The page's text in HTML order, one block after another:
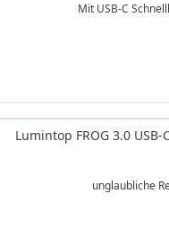
Mit USB-C
Lumintop FROG 3.0
unglaubliche